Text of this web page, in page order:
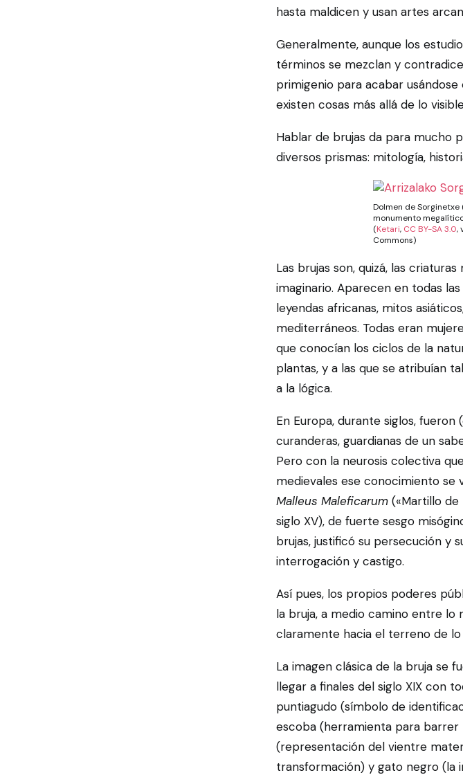
hasta maldicen y usan artes
Generalmente, aunque los
términos se mezclan y
primigenio para acabar
existen cosas más allá de lo
Hablar de brujas da para mucho
diversos prismas: mitología,
Dolmen de
monumento
(Ketari, CC BY-SA 3.0,
Commons)
Las brujas son, quizá, las
imaginario. Aparecen en todas
leyendas africanas, mitos
mediterráneos. Todas eran
que conocían los ciclos de la
plantas, y a las que se atribuían
a la lógica.
En Europa, durante siglos,
curanderas, guardianas de un
Pero con la neurosis colectiva
medievales ese conocimiento se
Malleus Maleficarum («Martillo de
siglo XV), de fuerte sesgo
brujas, justificó su persecución y
interrogación y castigo.
Así pues, los propios poderes
la bruja, a medio camino entre
claramente hacia el terreno de
La imagen clásica de la bruja se
llegar a finales del siglo XIX con
puntiagudo (símbolo de
escoba (herramienta para barrer
(representación del vientre
transformación) y gato negro (la